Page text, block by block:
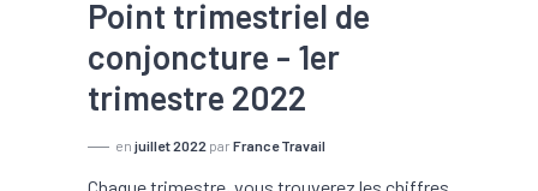
Point trimestriel de
conjoncture - 1er
trimestre 2022
en juillet 2022 par France Travail